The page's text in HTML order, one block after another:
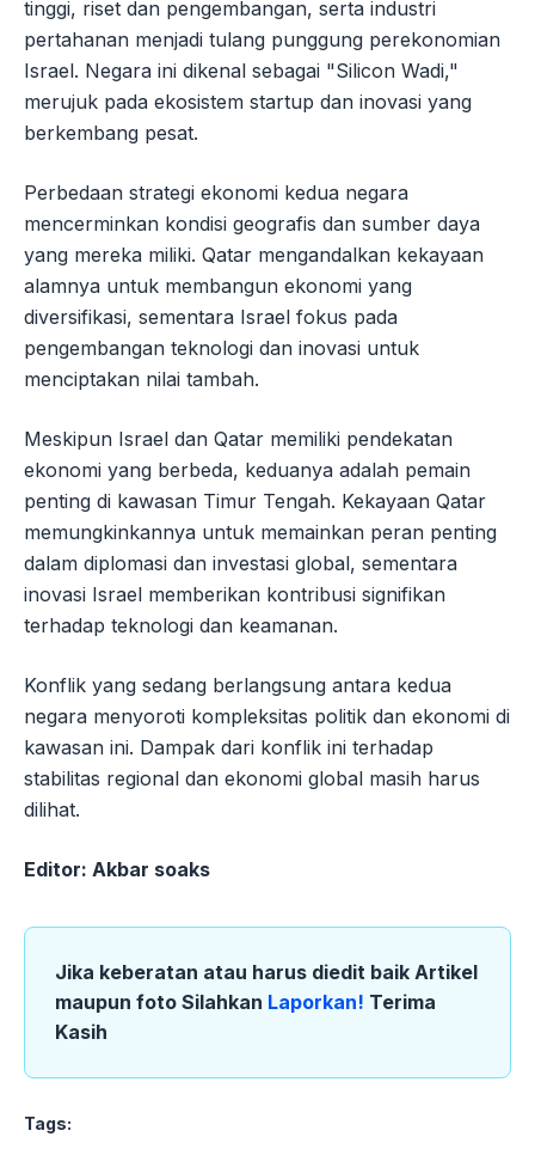
tinggi, riset dan pengembangan, serta industri
pertahanan menjadi tulang punggung perekonomian
Israel. Negara ini dikenal sebagai "Silicon Wadi,"
merujuk pada ekosistem startup dan inovasi yang
berkembang pesat.
Perbedaan strategi ekonomi kedua negara
mencerminkan kondisi geografis dan sumber daya
yang mereka miliki. Qatar mengandalkan kekayaan
alamnya untuk membangun ekonomi yang
diversifikasi, sementara Israel fokus pada
pengembangan teknologi dan inovasi untuk
menciptakan nilai tambah.
Meskipun Israel dan Qatar memiliki pendekatan
ekonomi yang berbeda, keduanya adalah pemain
penting di kawasan Timur Tengah. Kekayaan Qatar
memungkinkannya untuk memainkan peran penting
dalam diplomasi dan investasi global, sementara
inovasi Israel memberikan kontribusi signifikan
terhadap teknologi dan keamanan.
Konflik yang sedang berlangsung antara kedua
negara menyoroti kompleksitas politik dan ekonomi di
kawasan ini. Dampak dari konflik ini terhadap
stabilitas regional dan ekonomi global masih harus
dilihat.
Editor: Akbar soaks
Jika keberatan atau harus diedit baik Artikel
maupun foto Silahkan Laporkan! Terima
Kasih
Tags: